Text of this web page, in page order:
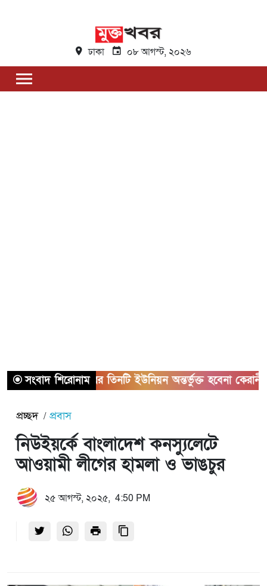
ঢাকা ০৮ আগস্ট, ২০২৬
সংবাদ শিরোনাম
সাভারের তিনটি ইউনিয়ন অন্তর্ভুক্ত হবেনা কেরানীগঞ্জের
প্রচ্ছদ প্রবাস
নিউইয়র্কে বাংলাদেশ কনস্যুলেটে
আওয়ামী লীগের হামলা ও ভাঙচুর
২৫ আগস্ট, ২০২৫, 4:50 PM